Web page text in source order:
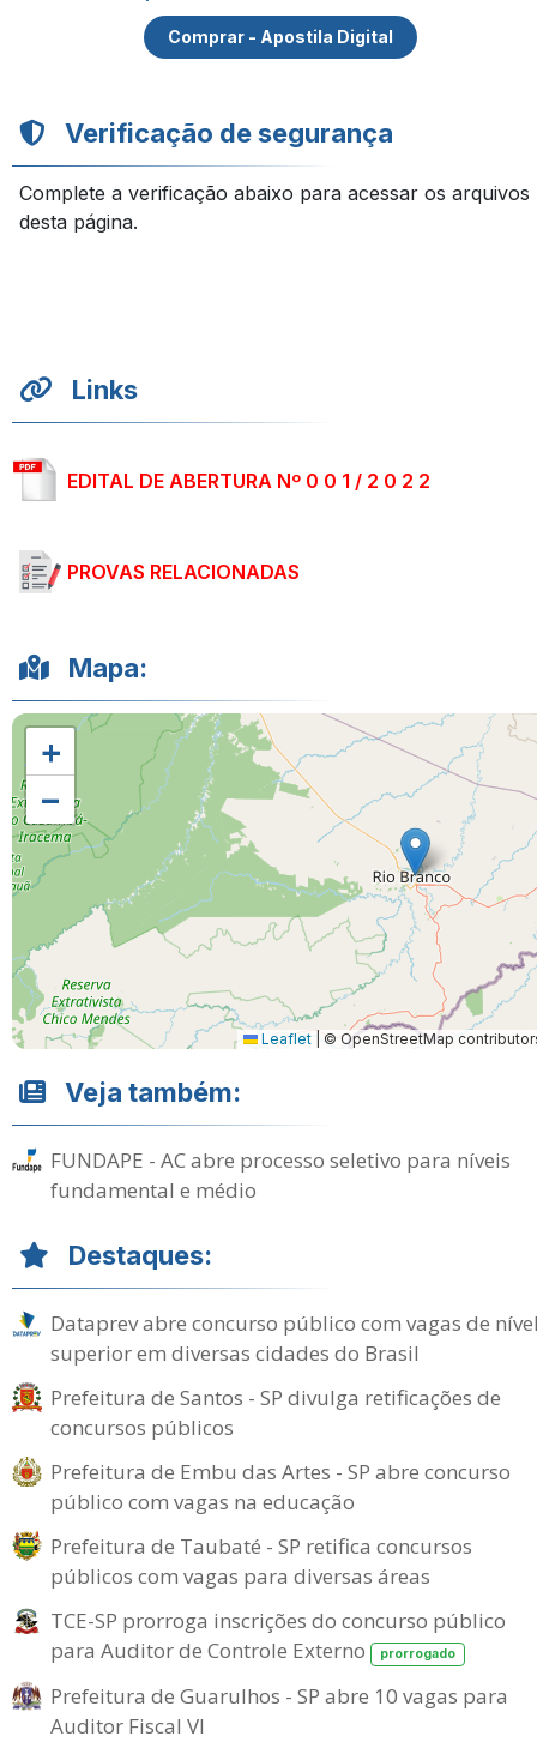
Comprar - Apostila Digital
Verificação de segurança
Complete a verificação abaixo para acessar os arquivos
desta página.
Links
EDITAL DE ABERTURA Nº 0 0 1 / 2 0 2 2
PROVAS RELACIONADAS
Mapa:
+
−
Leaflet © OpenStreetMap
Veja também:
FUNDAPE - AC abre processo seletivo para níveis
fundamental e médio
Destaques:
Dataprev abre concurso público com vagas de
superior em diversas cidades do Brasil
Prefeitura de Santos - SP divulga retificações de
concursos públicos
Prefeitura de Embu das Artes - SP abre concurso
público com vagas na educação
Prefeitura de Taubaté - SP retifica concursos
públicos com vagas para diversas áreas
TCE-SP prorroga inscrições do concurso público
para Auditor de Controle Externo
prorrogado
Prefeitura de Guarulhos - SP abre 10 vagas para
Auditor Fiscal VI